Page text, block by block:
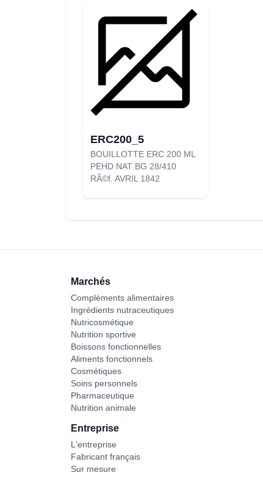
ERC200_5
BOUILLOTTE ERC 200 ML
PEHD NAT BG 28/410
RÃ©f. AVRIL 1842
Marchés
Compléments alimentaires
Ingrédients nutraceutiques
Nutricosmétique
Nutrition sportive
Boissons fonctionnelles
Aliments fonctionnels
Cosmétiques
Soins personnels
Pharmaceutique
Nutrition animale
Entreprise
L'entreprise
Fabricant français
Sur mesure